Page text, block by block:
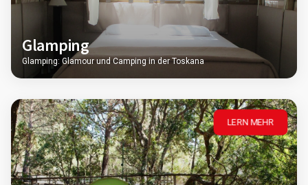
Glamping
Glamping: Glamour und Camping in der Toskana
LERN MEHR